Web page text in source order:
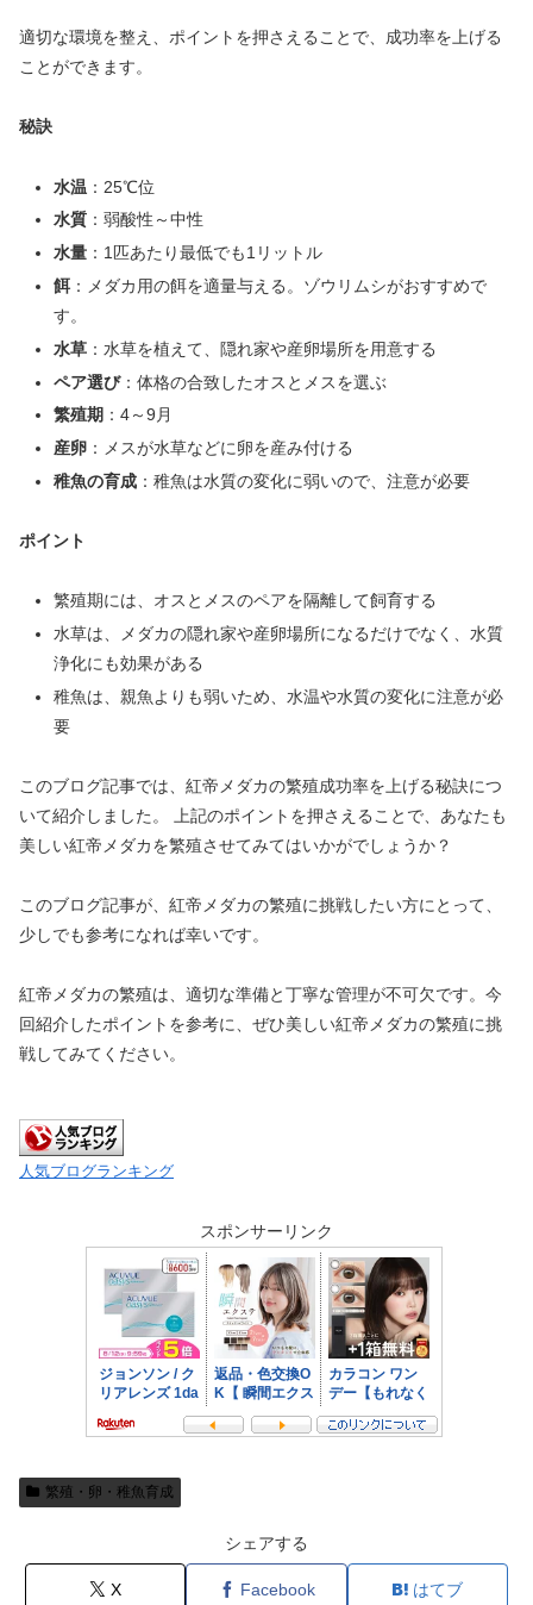
適切な環境を整え、ポイントを押さえることで、成功率を上げる
ことができます。
秘訣
水温 ：25℃位
水質：弱酸性～中性
水量：1匹あたり最低でも1リットル
餌：メダカ用の餌を適量与える。ゾウリムシがおすすめで
す。
水草：水草を植えて、隠れ家や産卵場所を用意する
ペア選び：体格の合致したオスとメスを選ぶ
繁殖期 ：4～9月
産卵：メスが水草などに卵を産み付ける
稚魚の育成：稚魚は水質の変化に弱いので、注意が必要
ポイント
繁殖期には、オスとメスのペアを隔離して飼育する
水草は、メダカの隠れ家や産卵場所になるだけでなく、水質
浄化にも効果がある
稚魚は、親魚よりも弱いため、水温や水質の変化に注意が必
要
このブログ記事では、紅帝メダカの繁殖成功率を上げる秘訣につ
いて紹介しました。 上記のポイントを押さえることで、あなたも
美しい紅帝メダカを繁殖させてみてはいかがでしょうか？
このブログ記事が、紅帝メダカの繁殖に挑戦したい方にとって、
少しでも参考になれば幸いです。
紅帝メダカの繁殖は、適切な準備と丁寧な管理が不可欠です。今
回紹介したポイントを参考に、ぜひ美しい紅帝メダカの繁殖に挑
戦してみてください。
人気ブログランキング
スポンサーリンク
繁殖・卵・稚魚育成
シェアする
X Facebook はてブ